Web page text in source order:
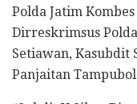
Polda Jatim
Dirreskrimsus
Setiawan, Kasubdit
Panjaitan